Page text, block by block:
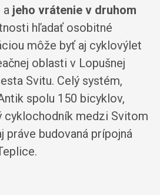
a jeho vrátenie v druhom
hľadať osobitné
môže byť aj cyklovýlet
oblasti v Lopušnej
Svitu. Celý systém,
spolu 150 bicyklov,
cyklochodník medzi Svitom
práve budovaná prípojná